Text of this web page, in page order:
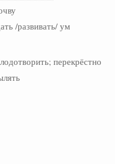
/развивать/ ум
перекрёстно